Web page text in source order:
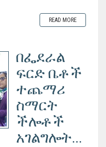
READ MORE
በፌደራል
ፍርድ ቤቶች
ተጨማሪ
ስማርት
ችሎቶች
አገልግሎት...